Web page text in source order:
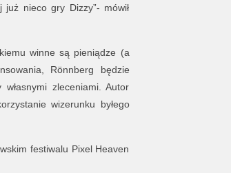
nieco gry Dizzy”- mówił
winne są pieniądze (a
Rönnberg będzie
zleceniami. Autor
wizerunku byłego
festiwalu Pixel Heaven